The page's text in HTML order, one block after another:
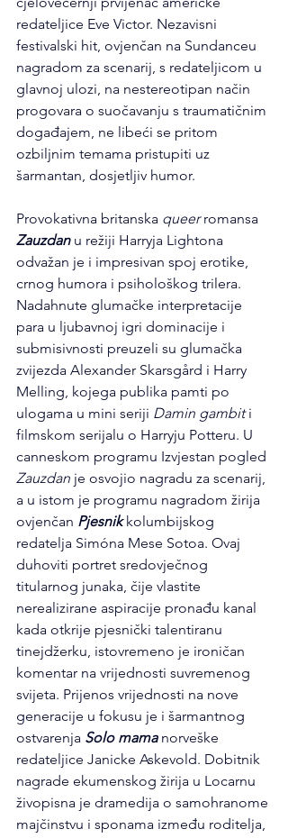
redateljice Eve Victor. Nezavisni
festivalski hit, ovjenčan na Sundanceu
nagradom za scenarij, s redateljicom u
glavnoj ulozi, na nestereotipan način
progovara o suočavanju s traumatičnim
događajem, ne libeći se pritom
ozbiljnim temama pristupiti uz
šarmantan, dosjetljiv humor.
Provokativna britanska queer romansa
Zauzdan u režiji Harryja Lightona
odvažan je i impresivan spoj erotike,
crnog humora i psihološkog trilera.
Nadahnute glumačke interpretacije
para u ljubavnoj igri dominacije i
submisivnosti preuzeli su glumačka
zvijezda Alexander Skarsgård i Harry
Melling, kojega publika pamti po
ulogama u mini seriji Damin gambit i
filmskom serijalu o Harryju Potteru. U
canneskom programu Izvjestan pogled
Zauzdan je osvojio nagradu za scenarij,
a u istom je programu nagradom žirija
ovjenčan Pjesnik kolumbijskog
redatelja Simóna Mese Sotoa. Ovaj
duhoviti portret sredovječnog
titularnog junaka, čije vlastite
nerealizirane aspiracije pronađu kanal
kada otkrije pjesnički talentiranu
tinejdžerku, istovremeno je ironičan
komentar na vrijednosti suvremenog
svijeta. Prijenos vrijednosti na nove
generacije u fokusu je i šarmantnog
ostvarenja Solo mama norveške
redateljice Janicke Askevold. Dobitnik
nagrade ekumenskog žirija u Locarnu
živopisna je dramedija o samohranome
majčinstvu i sponama između roditelja,